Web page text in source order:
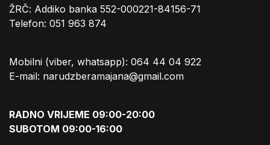
ŽRČ: Addiko banka 552-000221-84156-71
Telefon: 051 963 874
Mobilni (viber, whatsapp): 064 44 04 922
E-mail: narudzberamajana@gmail.com
RADNO VRIJEME 09:00-20:00
SUBOTOM 09:00-16:00